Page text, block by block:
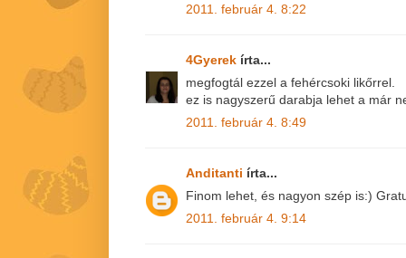
2011. február 4. 8:22
4Gyerek írta...
megfogtál ezzel a fehércsoki likőrrel.
ez is nagyszerű darabja lehet a már
2011. február 4. 8:49
Anditanti írta...
Finom lehet, és nagyon szép is:)
2011. február 4. 9:14